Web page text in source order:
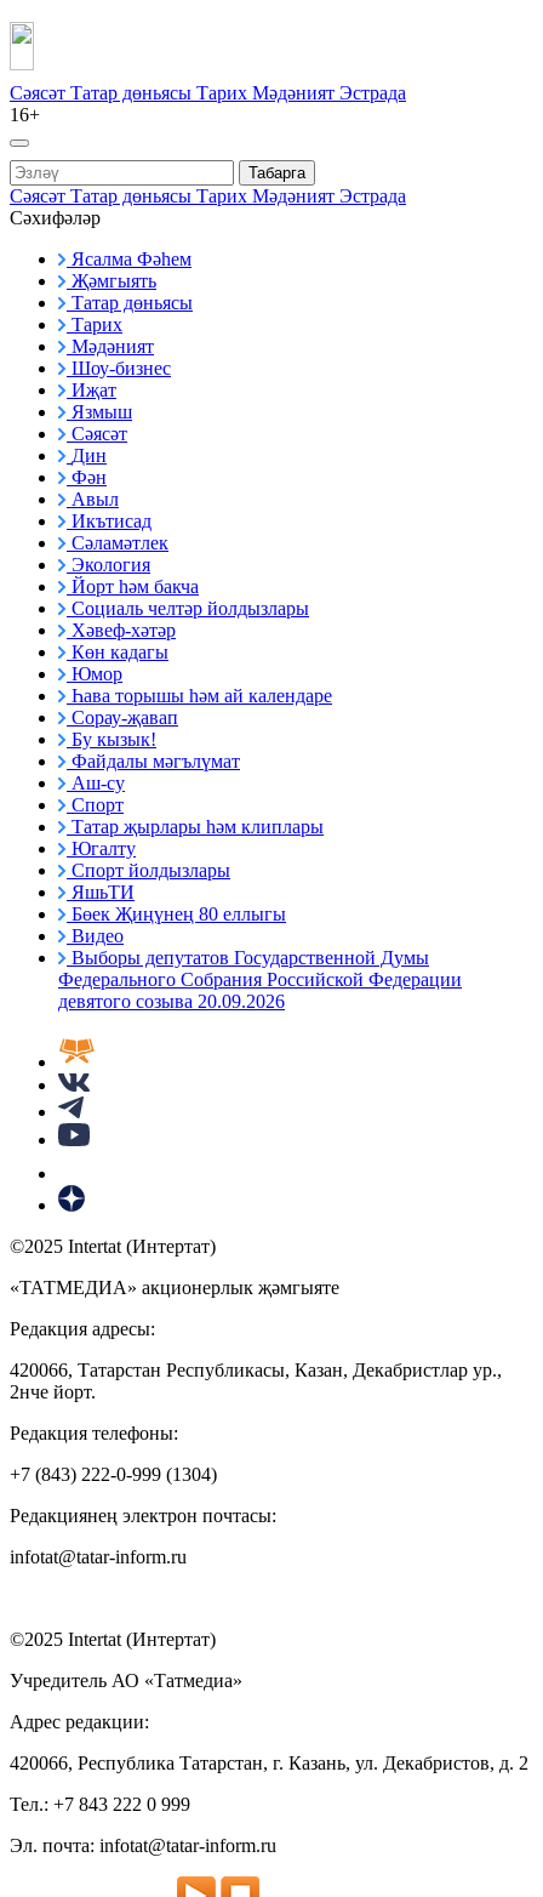
Сәясәт Татар дөньясы Тарих Мәдәният Эстрада
16+
Табарга
Сәясәт Татар дөньясы Тарих Мәдәният Эстрада
Сәхифәләр
Ясалма Фәһем
Җәмгыять
Татар дөньясы
Тарих
Мәдәният
Шоу-бизнес
Иҗат
Язмыш
Сәясәт
Дин
Фән
Авыл
Икътисад
Сәламәтлек
Экология
Йорт һәм бакча
Социаль челтәр йолдызлары
Хәвеф-хәтәр
Көн кадагы
Юмор
Һава торышы һәм ай календаре
Сорау-җавап
Бу кызык!
Файдалы мәгълүмат
Аш-су
Спорт
Татар җырлары һәм клиплары
Югалту
Спорт йолдызлары
ЯшьТИ
Бөек Җиңүнең 80 еллыгы
Видео
Выборы депутатов Государственной Думы
Федерального Собрания Российской Федерации
девятого созыва 20.09.2026
©2025 Intertat (Интертат)
«ТАТМЕДИА» акционерлык җәмгыяте
Редакция адресы:
420066, Татарстан Республикасы, Казан, Декабристлар ур.,
2нче йорт.
Редакция телефоны:
+7 (843) 222-0-999 (1304)
Редакциянең электрон почтасы:
infotat@tatar-inform.ru
©2025 Intertat (Интертат)
Учредитель АО «Татмедиа»
Адрес редакции:
420066, Республика Татарстан, г. Казань, ул. Декабристов, д. 2
Тел.: +7 843 222 0 999
Эл. почта: infotat@tatar-inform.ru